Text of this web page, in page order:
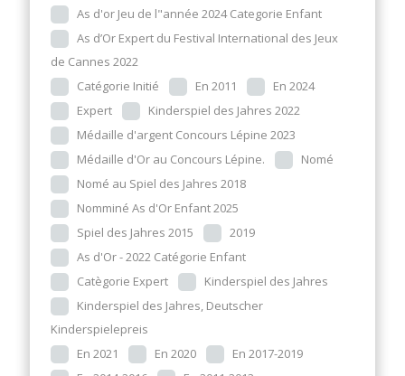
As d'or Jeu de l"année 2024 Categorie Enfant
As d’Or Expert du Festival International des Jeux
de Cannes 2022
Catégorie Initié
En 2011
En 2024
Expert
Kinderspiel des Jahres 2022
Médaille d'argent Concours Lépine 2023
Médaille d'Or au Concours Lépine.
Nomé
Nomé au Spiel des Jahres 2018
Nomminé As d'Or Enfant 2025
Spiel des Jahres 2015
2019
As d'Or - 2022 Catégorie Enfant
Catègorie Expert
Kinderspiel des Jahres
Kinderspiel des Jahres, Deutscher
Kinderspielepreis
En 2021
En 2020
En 2017-2019